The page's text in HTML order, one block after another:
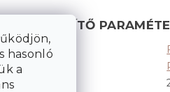
hasonló
a
KIEGÉSZÍTŐ
Kategória
Színek